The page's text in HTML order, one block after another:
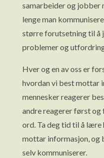
samarbeider og jobber
lenge man
større forutsetning til å
problemer og
Hver og en av oss er
hvordan vi best mottar
mennesker reagerer
andre reagerer først
ord. Ta deg tid til å lære
mottar informasjon, og
selv kommuniserer.